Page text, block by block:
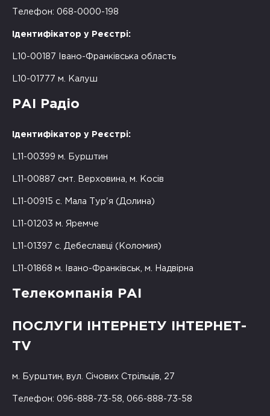
Телефон: 068-0000-198
Ідентифікатор у Реєстрі:
L10-00187 Івано-Франківська область
L10-01777 м. Калуш
РАІ Радіо
Ідентифікатор у Реєстрі:
L11-00399 м. Бурштин
L11-00887 смт. Верховина, м. Косів
L11-00915 с. Мала Тур'я (Долина)
L11-01203 м. Яремче
L11-01397 с. Дебеславці (Коломия)
L11-01868 м. Івано-Франківськ, м. Надвірна
Телекомпанія РАІ
ПОСЛУГИ ІНТЕРНЕТУ ІНТЕРНЕТ-
TV
м. Бурштин, вул. Січових Стрільців, 27
Телефон: 096-888-73-58, 066-888-73-58